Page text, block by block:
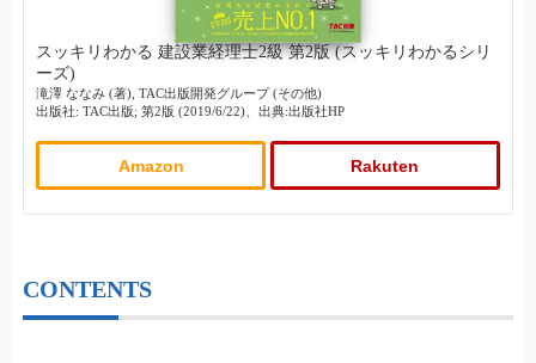
スッキリわかる 建設業経理士2級 第2版 (スッキリわかるシリ
ーズ)
滝澤 ななみ (著), TAC出版開発グループ (その他)
出版社: TAC出版; 第2版 (2019/6/22)、出典:出版社HP
Amazon Rakuten
CONTENTS